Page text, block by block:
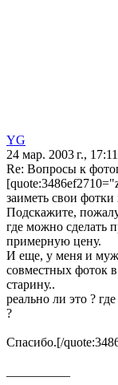
YG
24 мар. 2003 г.,
Re: Вопросы к
заиметь свои фотки
Подскажите,
где можно сделать
примерную цену.
И еще, у меня и
совместных фоток
старину..
реально ли это ?
?
Спасибо.[/